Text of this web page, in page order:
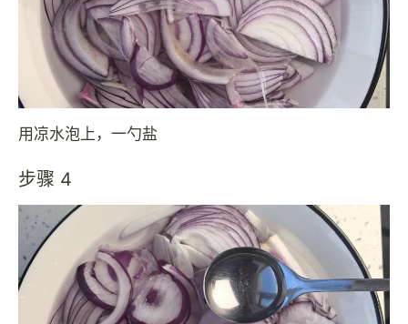
用凉水泡上，一勺盐
步骤 4